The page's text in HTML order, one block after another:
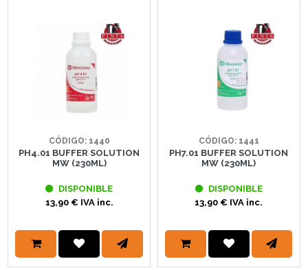
CÓDIGO: 1440
PH4.01 BUFFER SOLUTION
MW (230ML)
DISPONIBLE
13,90 € IVA inc.
CÓDIGO: 1441
PH7.01 BUFFER SOLUTION
MW (230ML)
DISPONIBLE
13,90 € IVA inc.